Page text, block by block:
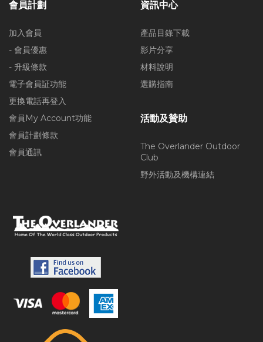
會員計劃
加入會員
- 會員優惠
- 升級條款
電子會員証功能
更換電話再登入
會員My Account功能
會員計劃條款
會員通訊
資訊中心
產品目錄下載
影片分享
材料說明
選購指南
活動及贊助
The Overlander Outdoor
Club
野外活動及機構連結